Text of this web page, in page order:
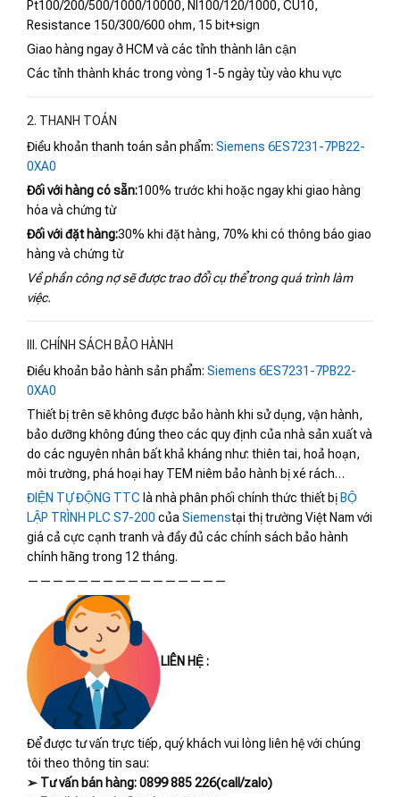
Pt100/200/500/1000/10000, NI100/120/1000, CU10,
Resistance 150/300/600 ohm, 15 bit+sign
Giao hàng ngay ở HCM và các tỉnh thành lân cận
Các tỉnh thành khác trong vòng 1-5 ngày tùy vào khu vực
2. THANH TOÁN
Điều khoản thanh toán sản phẩm: Siemens 6ES7231-7PB22-
0XA0
Đối với hàng có sẵn:100% trước khi hoặc ngay khi giao hàng
hóa và chứng từ
Đối với đặt hàng:30% khi đặt hàng, 70% khi có thông báo giao
hàng và chứng từ
Về phần công nợ sẽ được trao đổi cụ thể trong quá trình làm
việc.
III. CHÍNH SÁCH BẢO HÀNH
Điều khoản bảo hành sản phẩm: Siemens 6ES7231-7PB22-
0XA0
Thiết bị trên sẽ không được bảo hành khi sử dụng, vận hành,
bảo dưỡng không đúng theo các quy định của nhà sản xuất và
do các nguyên nhân bất khả kháng như: thiên tai, hoả hoạn,
môi trường, phá hoại hay TEM niêm bảo hành bị xé rách…
ĐIỆN TỰ ĐỘNG TTC là nhà phân phối chính thức thiết bị BỘ
LẬP TRÌNH PLC S7-200 củaSiemenstại thị trường Việt Nam với
giá cả cực cạnh tranh và đầy đủ các chính sách bảo hành
chính hãng trong 12 tháng.
————————————————
LIÊN HỆ :
Để được tư vấn trực tiếp, quý khách vui lòng liên hệ với chúng
tôi theo thông tin sau:
➢ Tư vấn bán hàng: 0899 885 226(call/zalo)